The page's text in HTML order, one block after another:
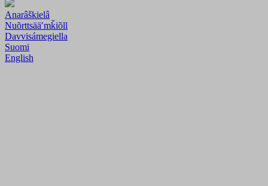
Anarâškielâ
Nuõrttsääʹmǩiõll
Davvisámegiella
Suomi
English